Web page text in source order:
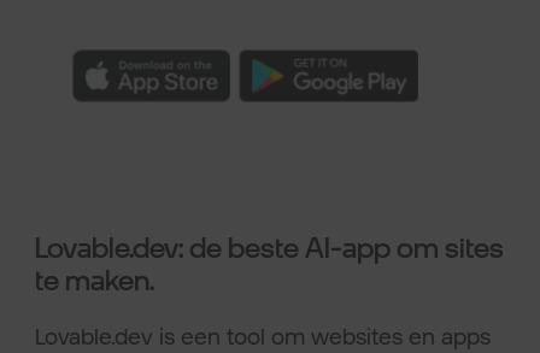
Lovable.dev: de beste AI-app om sites
te maken.
Lovable.dev is een tool om websites en apps